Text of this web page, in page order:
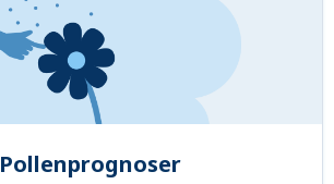
Pollenprognoser